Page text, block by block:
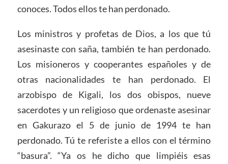
conoces. Todos ellos te han perdonado.
Los ministros y profetas de Dios, a los que tú
asesinaste con saña, también te han perdonado.
Los misioneros y cooperantes españoles y de
otras nacionalidades te han perdonado. El
arzobispo de Kigali, los dos obispos, nueve
sacerdotes y un religioso que ordenaste asesinar
en Gakurazo el 5 de junio de 1994 te han
perdonado. Tú te referiste a ellos con el término
“basura”. “Ya os he dicho que limpiéis esas